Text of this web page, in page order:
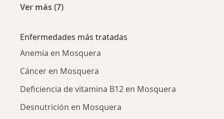
Ver más (7)
Enfermedades más tratadas
Anemia en Mosquera
Cáncer en Mosquera
Deficiencia de vitamina B12 en Mosquera
Desnutrición en Mosquera